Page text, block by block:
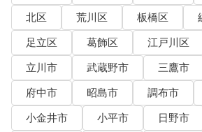
北区
荒川区 板橋区
足立区
葛飾区 江戸川区
立川市
武蔵野市 三鷹市
府中市
昭島市 調布市
小金井市
小平市 日野市